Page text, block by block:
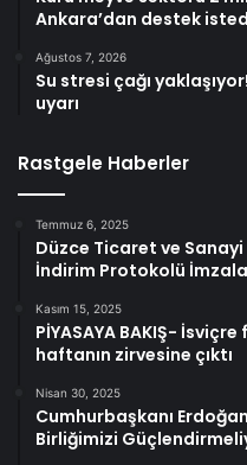
Ankara’dan destek
Ağustos 7, 2026
Su stresi çağı
uyarı
Rastgele Haberler
Temmuz 6, 2025
Düzce Ticaret ve Sanayi
İndirim Protokolü
Kasım 15, 2025
PİYASAYA BAKIŞ-
haftanın zirvesine çıktı
Nisan 30, 2025
Cumhurbaşkanı
Birliğimizi